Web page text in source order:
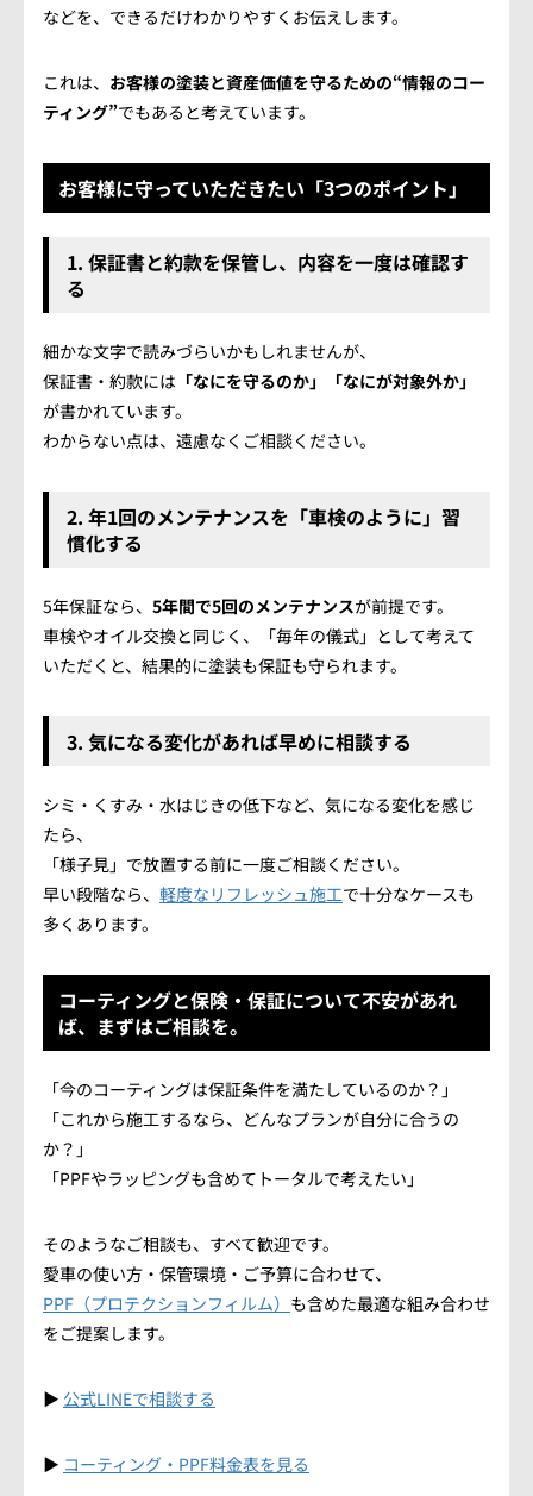
などを、できるだけわかりやすくお伝えします。
これは、 お客様の塗装と資産価値を守るための“情報のコー
ティング”でもあると考えています。
お客様に守っていただきたい「3つのポイント」
1. 保証書と約款を保管し、内容を一度は確認す
る
細かな文字で読みづらいかもしれませんが、
保証書・約款には 「なにを守るのか」「なにが対象外か」
が書かれています。
わからない点は、遠慮なくご相談ください。
2. 年1回のメンテナンスを「車検のように」習
慣化する
5年保証なら、 5年間で5回のメンテナンスが前提です。
車検やオイル交換と同じく、「毎年の儀式」として考えて
いただくと、結果的に塗装も保証も守られます。
3. 気になる変化があれば早めに相談する
シミ・くすみ・水はじきの低下など、気になる変化を感じ
たら、
「様子見」で放置する前に一度ご相談ください。
早い段階なら、 軽度なリフレッシュ施工で十分なケースも
多くあります。
コーティングと保険・保証について不安があれ
ば、まずはご相談を。
「今のコーティングは保証条件を満たしているのか？」
「これから施工するなら、どんなプランが自分に合うの
か？」
「PPFやラッピングも含めてトータルで考えたい」
そのようなご相談も、すべて歓迎です。
愛車の使い方・保管環境・ご予算に合わせて、
PPF（プロテクションフィルム） も含めた最適な組み合わせ
をご提案します。
▶ 公式LINEで相談する
▶ コーティング・PPF料金表を見る